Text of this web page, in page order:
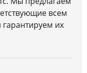
всем
их